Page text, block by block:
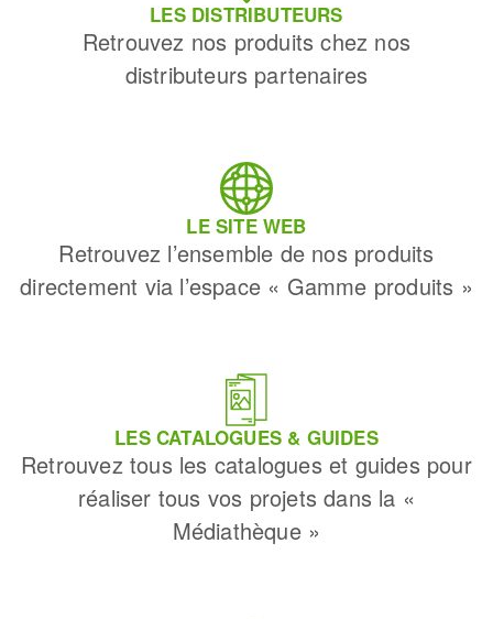
LES DISTRIBUTEURS
Retrouvez nos produits chez nos
distributeurs partenaires
LE SITE WEB
Retrouvez l’ensemble de nos produits
directement via l’espace « Gamme produits »
LES CATALOGUES & GUIDES
Retrouvez tous les catalogues et guides pour
réaliser tous vos projets dans la «
Médiathèque »